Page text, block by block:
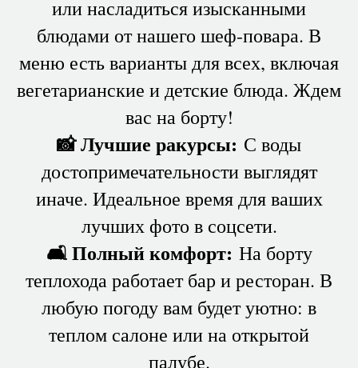
или насладиться изысканными
блюдами от нашего шеф-повара. В
меню есть варианты для всех, включая
вегетарианские и детские блюда. Ждем
вас на борту!
📸 Лучшие ракурсы: С воды
достопримечательности выглядят
иначе. Идеальное время для ваших
лучших фото в соцсети.
🛋 Полный комфорт: На борту
теплохода работает бар и ресторан. В
любую погоду вам будет уютно: в
теплом салоне или на открытой
палубе.